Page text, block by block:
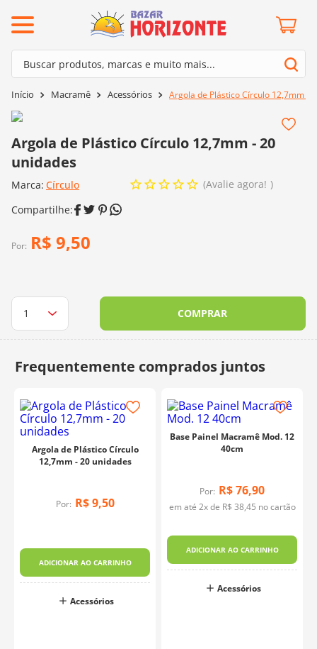
Buscar produtos, marcas e muito mais...
Macramê Acessórios Argola de Plástico Círculo 12,7mm -
Argola de Plástico Círculo 12,7mm - 20
unidades
Marca: Círculo Avalie agora!
Por: R$ 9,50
COMPRAR
Argola de Plástico Círculo
12,7mm - 20 unidades
Por: R$ 9,50
ADICIONAR AO CARRINHO
Acessórios
Base Painel Macramê Mod. 12
40cm
Por: R$76,90
em até 2x de R$ 38,45 no cartão
ADICIONAR AO CARRINHO
Acessórios
Termos mais buscados
3º kit amigurumi
4º agulha crochê
5º fio amigurumi
9
10º dmc
mais buscados
barroco
mollet
kit amigurumi
agulha crochê
fio amigurumi
batik
dmc